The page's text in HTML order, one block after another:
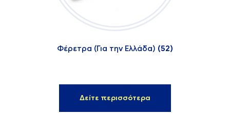
Φέρετρα (Για την Ελλάδα) (52)
Δείτε περισσότερα